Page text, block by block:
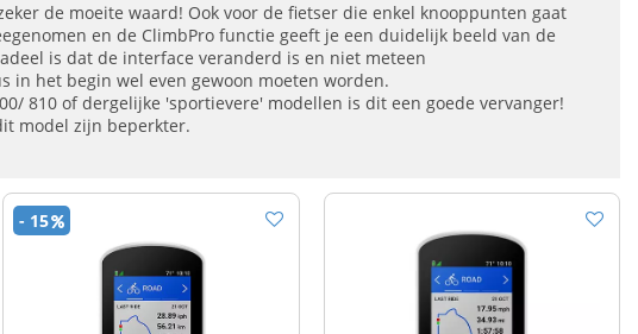
de moeite waard! Ook voor de fietser die enkel knooppunten gaat
en de ClimbPro functie geeft je een duidelijk beeld van de
is dat de interface veranderd is en niet meteen
in het begin wel even gewoon moeten worden.
810 of dergelijke 'sportievere' modellen is dit een goede vervanger!
model zijn beperkter.
- 15